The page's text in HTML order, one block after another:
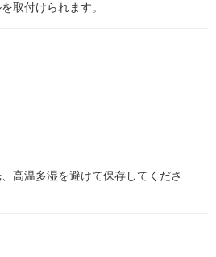
取付けられます。
高温多湿を避けて保存してくださ